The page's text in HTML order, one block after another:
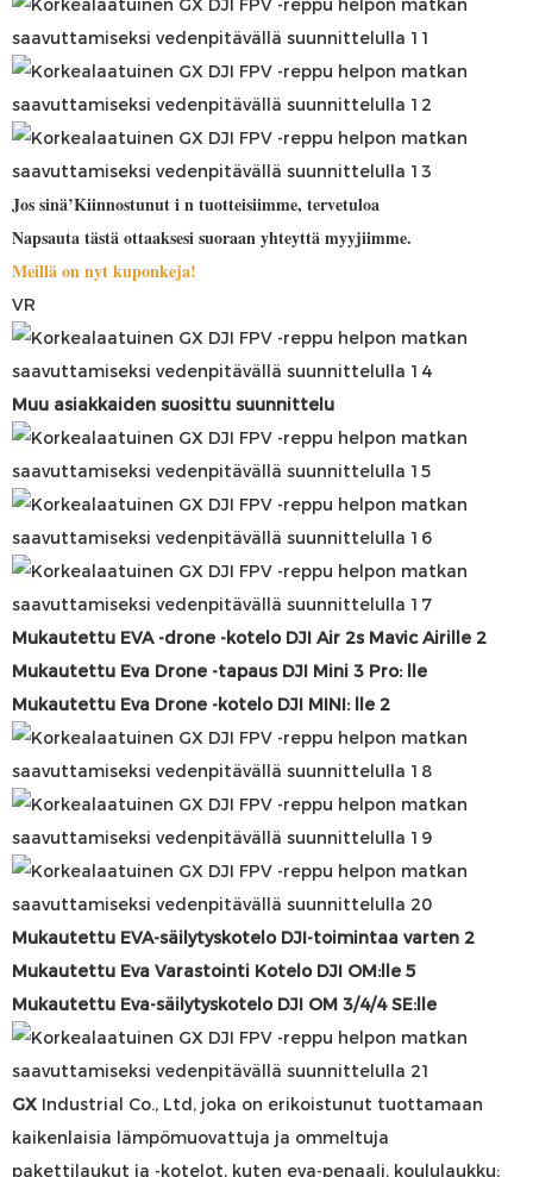
Jos sinä’Kiinnostunut in tuotteisiimme, tervetuloa
Napsauta tästä ottaaksesi suoraan yhteyttä myyjiimme.
Meillä on nyt kuponkeja!
VR
Muu asiakkaiden suosittu suunnittelu
Mukautettu EVA -drone -kotelo DJI Air 2s Mavic Airille 2
Mukautettu Eva Drone -tapaus DJI Mini 3 Pro: lle
Mukautettu Eva Drone -kotelo DJI MINI: lle 2
Mukautettu EVA-säilytyskotelo DJI-toimintaa varten 2
Mukautettu Eva Varastointi Kotelo DJI OM:lle 5
Mukautettu Eva-säilytyskotelo DJI OM 3/4/4 SE:lle
GX Industrial Co., Ltd, joka on erikoistunut tuottamaan
kaikenlaisia ​​lämpömuovattuja ja ommeltuja
pakettilaukut ja -kotelot, kuten eva-penaali, koululaukku;